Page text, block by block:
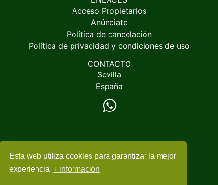
Esta web utiliza cookies para garantizar la mejor
experiencia + información
Acceso Propietarios
Anúnciate
Política de cancelación
Política de privacidad y condiciones de uso
CONTACTO
Sevilla
España
© 2005-2026 EspacioRural.com